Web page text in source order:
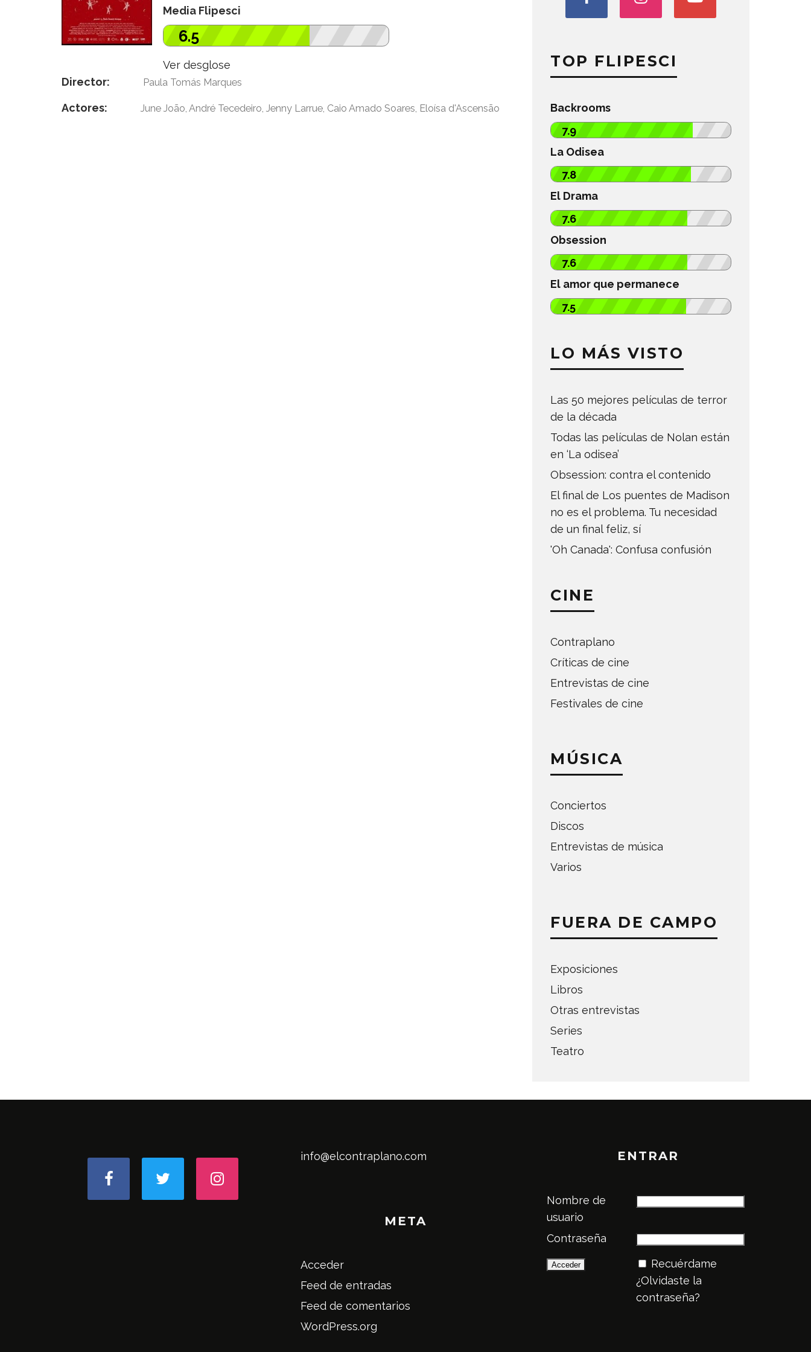
Media Flipesci
6.5
Ver desglose
Director:
Paula Tomás Marques
Actores: June João, André Tecedeiro, Jenny Larrue, Caio Amado Soares, Eloísa d'Ascensão
TOP FLIPESCI
Backrooms
7.9
La Odisea
7.8
El Drama
7.6
Obsession
7.6
El amor que permanece
7.5
LO MÁS VISTO
Las 50 mejores películas de terror
de la década
Todas las películas de Nolan están
en ‘La odisea’
Obsession: contra el contenido
El final de Los puentes de Madison
no es el problema. Tu necesidad
de un final feliz, sí
'Oh Canada': Confusa confusión
CINE
Contraplano
Críticas de cine
Entrevistas de cine
Festivales de cine
MÚSICA
Conciertos
Discos
Entrevistas de música
Varios
FUERA DE CAMPO
Exposiciones
Libros
Otras entrevistas
Series
Teatro
info@elcontraplano.com
META
Acceder
Feed de entradas
Feed de comentarios
WordPress.org
ENTRAR
Nombre de
usuario
Contraseña
Recuérdame
¿Olvidaste la
contraseña?